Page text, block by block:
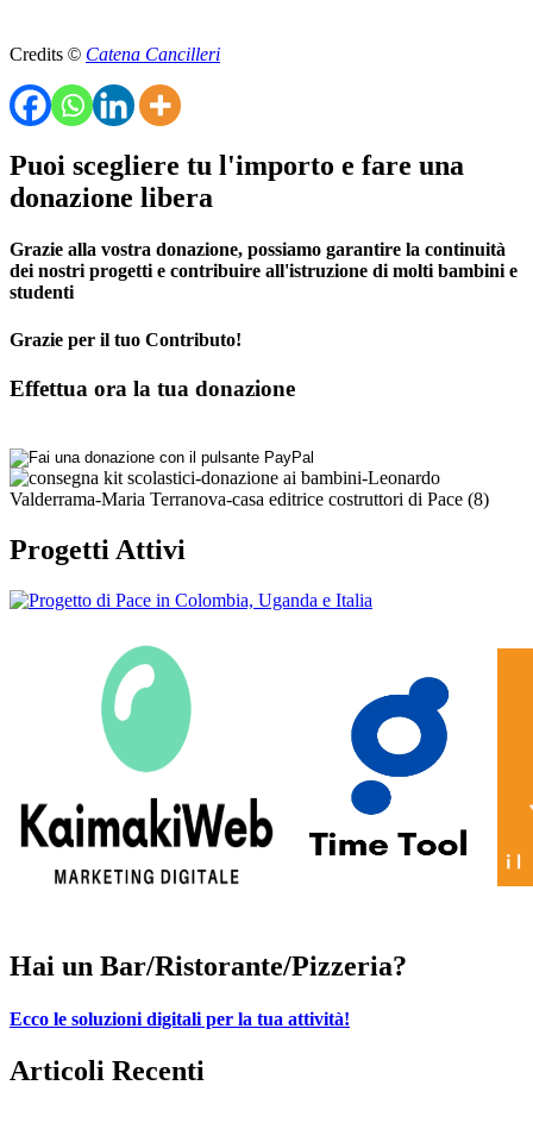
Credits © Catena Cancilleri
Puoi scegliere tu l'importo e fare una
donazione libera
Grazie alla vostra donazione, possiamo garantire la continuità
dei nostri progetti e contribuire all'istruzione di molti bambini e
studenti
Grazie per il tuo Contributo!
Effettua ora la tua donazione
Progetti Attivi
Hai un Bar/Ristorante/Pizzeria?
Ecco le soluzioni digitali per la tua attività!
Articoli Recenti